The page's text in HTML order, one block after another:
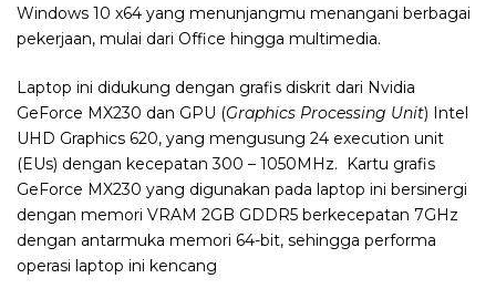
Windows 10 x64 yang menunjangmu menangani berbagai
pekerjaan, mulai dari Office hingga multimedia.
Laptop ini didukung dengan grafis diskrit dari Nvidia
GeForce MX230 dan GPU (Graphics Processing Unit) Intel
UHD Graphics 620, yang mengusung 24 execution unit
(EUs) dengan kecepatan 300 – 1050MHz. Kartu grafis
GeForce MX230 yang digunakan pada laptop ini bersinergi
dengan memori VRAM 2GB GDDR5 berkecepatan 7GHz
dengan antarmuka memori 64-bit, sehingga performa
operasi laptop ini kencang